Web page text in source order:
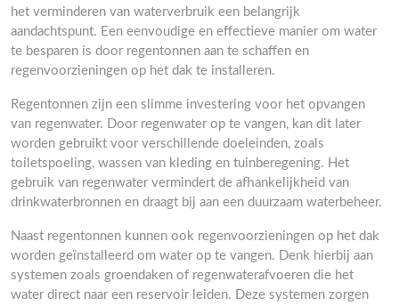
het verminderen van waterverbruik een belangrijk
aandachtspunt. Een eenvoudige en effectieve manier om water
te besparen is door regentonnen aan te schaffen en
regenvoorzieningen op het dak te installeren.
Regentonnen zijn een slimme investering voor het opvangen
van regenwater. Door regenwater op te vangen, kan dit later
worden gebruikt voor verschillende doeleinden, zoals
toiletspoeling, wassen van kleding en tuinberegening. Het
gebruik van regenwater vermindert de afhankelijkheid van
drinkwaterbronnen en draagt bij aan een duurzaam waterbeheer.
Naast regentonnen kunnen ook regenvoorzieningen op het dak
worden geïnstalleerd om water op te vangen. Denk hierbij aan
systemen zoals groendaken of regenwaterafvoeren die het
water direct naar een reservoir leiden. Deze systemen zorgen